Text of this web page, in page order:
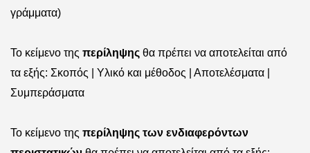
γράμματα)
Το κείμενο της περίληψης θα πρέπει να αποτελείται από
τα εξής: Σκοπός | Υλικό και μέθοδος | Αποτελέσματα |
Συμπεράσματα
Το κείμενο της περίληψης των ενδιαφερόντων